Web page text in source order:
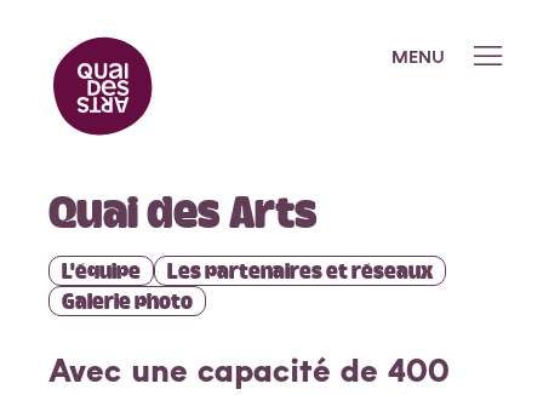
Quai des Arts
L’équipe
Les partenaires et réseaux
MENU
Quai des Arts
L'équipe
Les partenaires et réseaux
Galerie photo
Avec une capacité de 400